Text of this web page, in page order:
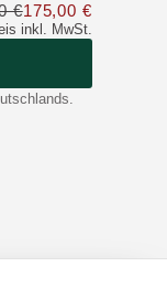
inkl. MwSt.
€175,00 €Nur